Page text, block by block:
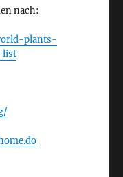
nach:
plants-
list